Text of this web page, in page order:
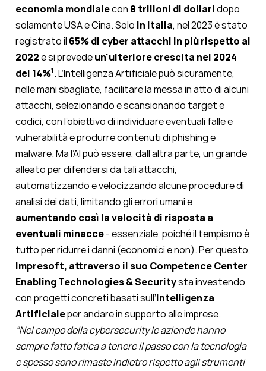
economia mondialecon 8 trilioni di dollaridopo
solamente USA e Cina. Solo in Italia, nel 2023 è stato
registrato il 65% di cyber attacchi in più rispetto al
2022e si prevedeun'ulteriore crescita nel 2024
del 14%1. L’Intelligenza Artificiale può sicuramente,
nelle mani sbagliate, facilitare la messa in atto di alcuni
attacchi, selezionando e scansionando target e
codici, con l’obiettivo di individuare eventuali falle e
vulnerabilità e produrre contenuti di phishing e
malware. Ma l’AI può essere, dall’altra parte, un grande
alleato per difendersi da tali attacchi,
automatizzando e velocizzando alcune procedure di
analisi dei dati, limitando gli errori umani e
aumentando così la velocità di risposta a
eventuali minacce- essenziale, poiché il tempismo è
tutto per ridurre i danni (economici e non). Per questo,
Impresoft, attraverso il suo Competence Center
Enabling Technologies & Securitysta investendo
con progetti concreti basati sull’Intelligenza
Artificialeper andare in supporto alle imprese.
“Nel campo della cybersecurity le aziende hanno
sempre fatto fatica a tenere il passo con la tecnologia
e spesso sono rimaste indietro rispetto agli strumenti